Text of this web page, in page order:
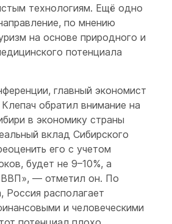
технологиям. Ещё одно
по мнению
на основе природного и
потенциала
главный экономист
обратил внимание на
в экономику страны
вклад Сибирского
его с учетом
будет не 9–10%, а
ВВП», — отметил он. По
Россия располагает
и человеческими